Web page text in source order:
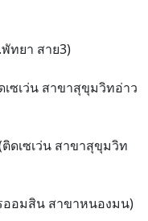
ทยา สาย3)
ซเว่น สาขาสุขุมวิทอ่าว
ดเซเว่น สาขาสุขุมวิท
อมสิน สาขาหนองมน)